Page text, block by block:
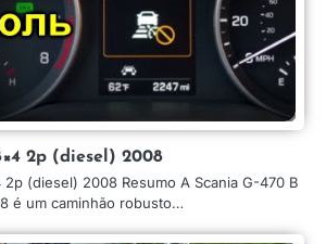
2p (diesel) 2008
(diesel) 2008 Resumo A Scania G-470 B
é um caminhão robusto…